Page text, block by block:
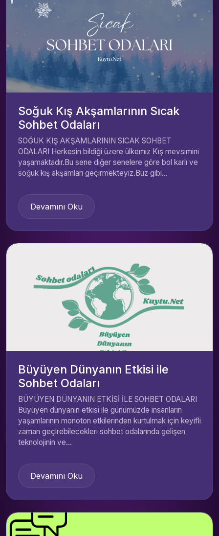
Soğuk Kış Akşamlarının Sıcak
Sohbet Odaları
SOĞUK KIŞ AKŞAMLARININ SICAK SOHBET
ODALARI Herkesin bildiği üzere ülkemiz Kış mevsimini
yaşamaktadır.Bu sene diğer senelere göre bol karlı ve
soğuk kış akşamları geçirmekteyiz.Buz gibi...
Devamını Oku
Büyüyen Dünyanın Etkisi ile
Sohbet Odaları
BÜYÜYEN DÜNYANIN ETKİSİ İLE SOHBET ODALARI
Büyüyen dünyanın etkisi ile günümüzde insanların
yaşamlarının monoton etkilerinden kurtulmak için keyifli
zaman geçirebilecekleri sohbet odalarında gelişen
teknolojinin ve...
Devamını Oku